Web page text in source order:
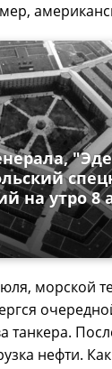
на утро 8
морской
танкера.
нефти.